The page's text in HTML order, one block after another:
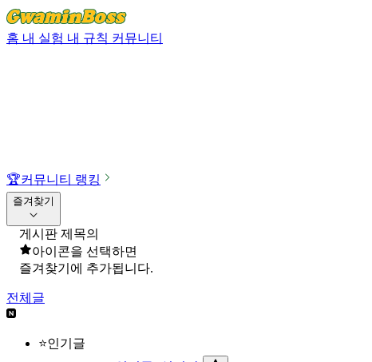
홈 내 실험 내 규칙 커뮤니티
🏆커뮤니티 랭킹
즐겨찾기
게시판 제목의
아이콘을 선택하면
즐겨찾기에 추가됩니다.
전체글
⭐인기글